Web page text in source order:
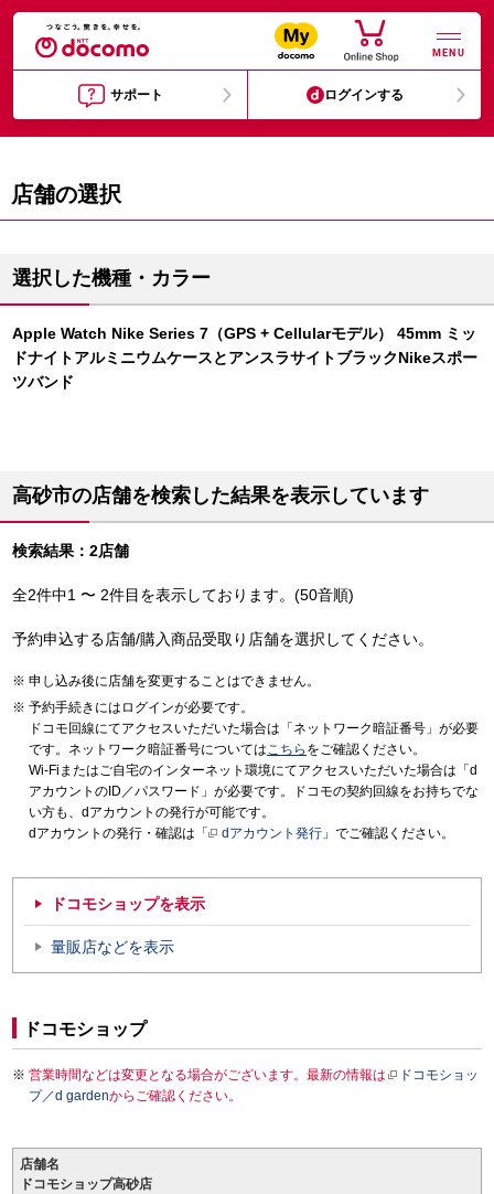
MENU
サポート ログインする
店舗の選択
選択した機種・カラー
Apple Watch Nike Series 7（GPS + Cellularモデル） 45mm ミッ
ドナイトアルミニウムケースとアンスラサイトブラックNikeスポー
ツバンド
高砂市の店舗を検索した結果を表示しています
検索結果：2店舗
全2件中1 〜 2件目を表示しております。(50音順)
予約申込する店舗/購入商品受取り店舗を選択してください。
申し込み後に店舗を変更することはできません。
予約手続きにはログインが必要です。
ドコモ回線にてアクセスいただいた場合は「ネットワーク暗証番号」が必要
です。ネットワーク暗証番号についてはこちら をご確認ください。
Wi-Fiまたはご自宅のインターネット環境にてアクセスいただいた場合は「d
アカウントのID／パスワード」が必要です。ドコモの契約回線をお持ちでな
い方も、dアカウントの発行が可能です。
dアカウントの発行・確認は「
dアカウント発行 」でご確認ください。
ドコモショップを表示
量販店などを表示
ドコモショップ
営業時間などは変更となる場合がございます。最新の情報は
ドコモショッ
プ／d gardenからご確認ください。
店舗名
ドコモショップ高砂店